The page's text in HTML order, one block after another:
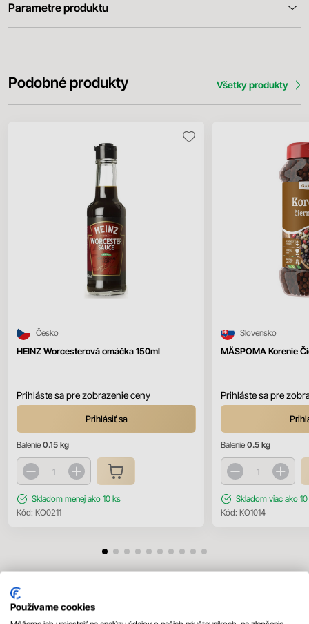
Parametre produktu
Podobné produkty Všetky produkty
HEINZ Worcesterová omáčka 150ml
Česko
Prihláste sa pre zobrazenie ceny
Prihlásiť sa
Balenie 0.15 kg
Skladom menej ako 10 ks
Kód: KO0211
MÄSPOMA Korenie
Slovensko
Prihláste sa pre
Balenie 0.5 kg
Skladom viac ako
Kód: KO1014
Mohlo by sa vám páčiť
Používame cookies